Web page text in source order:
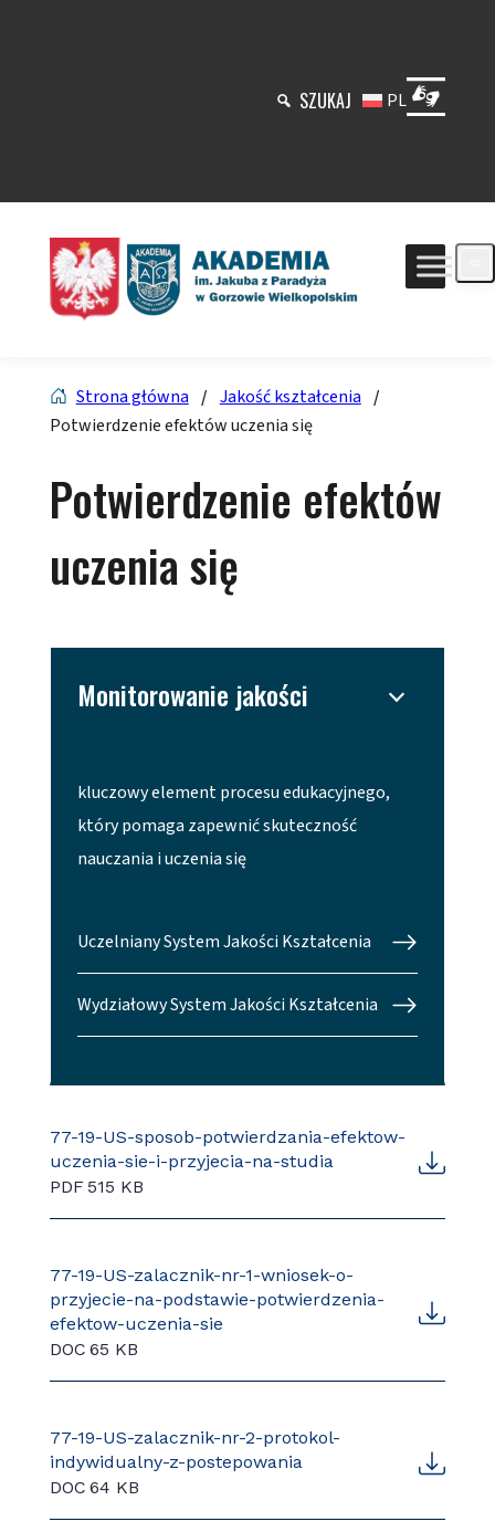
SZUKAJ PL
Strona główna / Jakość kształcenia /
Potwierdzenie efektów uczenia się
Potwierdzenie efektów
uczenia się
Monitorowanie jakości
kluczowy element procesu edukacyjnego,
który pomaga zapewnić skuteczność
nauczania i uczenia się
Uczelniany System Jakości Kształcenia
Wydziałowy System Jakości Kształcenia
77-19-US-sposob-potwierdzania-efektow-
uczenia-sie-i-przyjecia-na-studia
PDF 515 KB
77-19-US-zalacznik-nr-1-wniosek-o-
przyjecie-na-podstawie-potwierdzenia-
efektow-uczenia-sie
DOC 65 KB
77-19-US-zalacznik-nr-2-protokol-
indywidualny-z-postepowania
DOC 64 KB